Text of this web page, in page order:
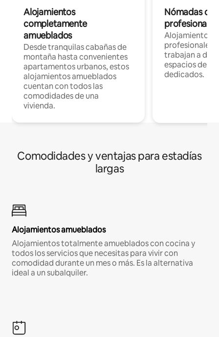
Alojamientos
completamente
amueblados
Desde tranquilas cabañas de
montaña hasta convenientes
apartamentos urbanos, estos
alojamientos amueblados
cuentan con todos las
comodidades de una
vivienda.
Nómadas
Alojamientos
profesionales
trabajan a
espacios de
dedicados.
Comodidades y ventajas para estadías
largas
Alojamientos amueblados
Alojamientos totalmente amueblados con cocina y
todos los servicios que necesitas para vivir con
comodidad durante un mes o más. Es la alternativa
ideal a un subalquiler.